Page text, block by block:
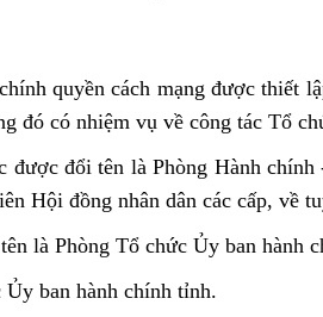
quyền cách mạng được thiết
đó có nhiệm vụ về công tác Tổ
đổi tên là Phòng Hành
Hội đồng nhân dân các cấp, về
là Phòng Tổ chức Ủy ban hành
ban hành chính tỉnh.